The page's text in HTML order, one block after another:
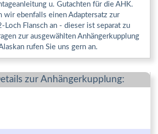
u. Gutachten für die AHK.
wir ebenfalls einen Adaptersatz zur
Loch Flansch an - dieser ist separat zu
zur ausgewählten Anhängerkupplung
rufen Sie uns gern an.
zur Anhängerkupplung: